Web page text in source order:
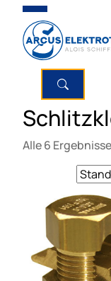
Alle 6